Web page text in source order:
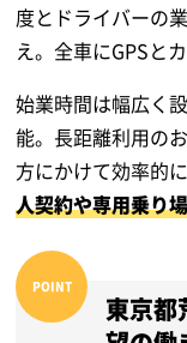
度とドライバーの
え。全車にGPSと
始業時間は幅広く
能。長距離利用の
方にかけて効率的
人契約や専用乗り
東京都